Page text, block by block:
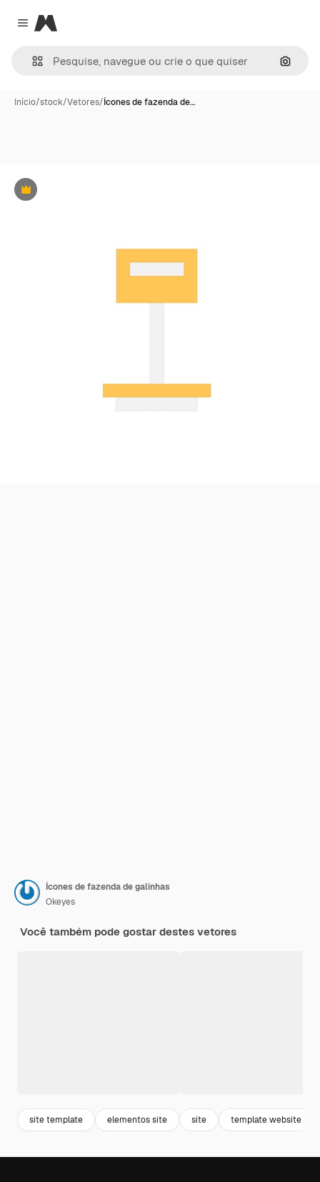
Close menu
Magnific
Início/stock/Vetores/Ícones de fazenda de…
Premium
Ícones de fazenda de galinhas
Okeyes
Você também pode gostar destes vetores
site template elementos site site template website